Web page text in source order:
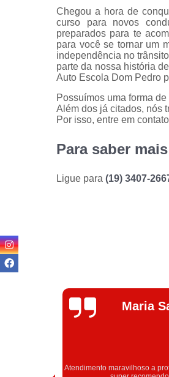
Chegou a hora de
curso para novos
preparados para te
para você se tornar um
independência no
parte da nossa história
Auto Escola Dom Pedro
Possuímos uma forma
Além dos já citados, nós
Por isso, entre em
Para saber
Ligue para (19) 3407-
Talita
Obrigada estrutura